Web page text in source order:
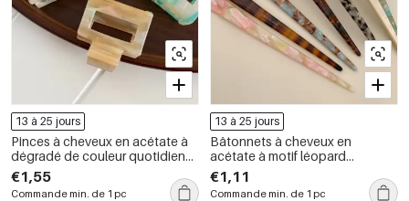
13 à 25 jours
Pinces à cheveux en acétate à
dégradé de couleur quotidien
Simple Series
€1,55
Commande min. de 1 pc
13 à 25 jours
Bâtonnets à cheveux en
acétate à motif léopard
dégradé de couleurs, gamme
Simple Series Daily
€1,11
Commande min. de 1 pc